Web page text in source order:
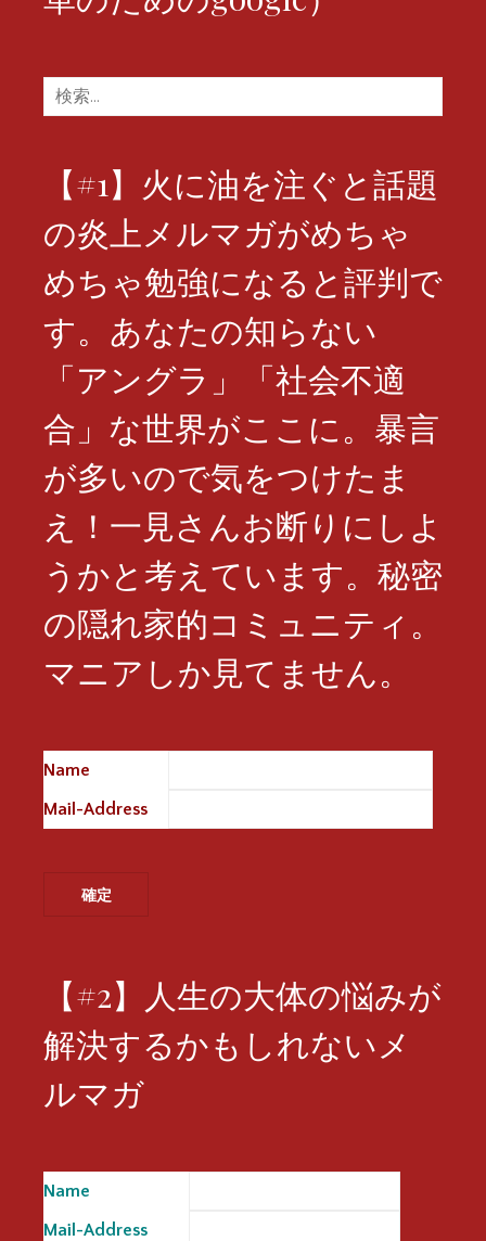
検
索:
【#1】火に油を注ぐと話題
の炎上メルマガがめちゃ
めちゃ勉強になると評判で
す。あなたの知らない
「アングラ」「社会不適
合」な世界がここに。暴言
が多いので気をつけたま
え！一見さんお断りにしよ
うかと考えています。秘密
の隠れ家的コミュニティ。
マニアしか見てません。
Name
Mail-Address
【#2】人生の大体の悩みが
解決するかもしれないメ
ルマガ
Name
Mail-Address